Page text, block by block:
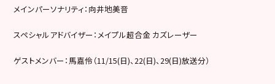
メインパーソナリティ：向井地美音
スペシャルアドバイザー：メイプル超合金 カズレーザー
ゲストメンバー：馬嘉伶（11/15(日)、22(日)、29(日)放送分）